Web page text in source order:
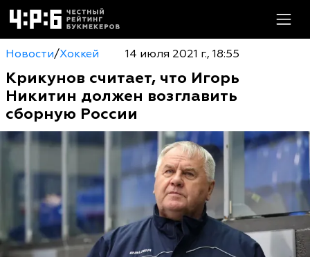
Новости/Хоккей 14 июля 2021 г., 18:55
Крикунов считает, что Игорь
Никитин должен возглавить
сборную России